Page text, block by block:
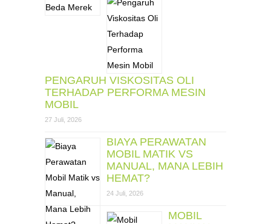
PENGARUH VISKOSITAS OLI
TERHADAP PERFORMA MESIN
MOBIL
27 Juli, 2026
BIAYA PERAWATAN
MOBIL MATIK VS
MANUAL, MANA LEBIH
HEMAT?
24 Juli, 2026
MOBIL